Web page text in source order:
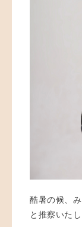
酷暑の候、
と推察いたし